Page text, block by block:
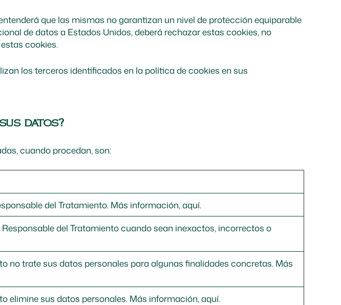
que las mismas no garantizan un nivel de protección equiparable
de datos a Estados Unidos, deberá rechazar estas cookies, no
cookies.
los terceros identificados en la política de cookies en sus
datos?
cuando procedan, son:
del Tratamiento. Más información, aquí.
del Tratamiento cuando sean inexactos, incorrectos o
no trate sus datos personales para algunas finalidades concretas. Más
elimine sus datos personales. Más información, aquí.